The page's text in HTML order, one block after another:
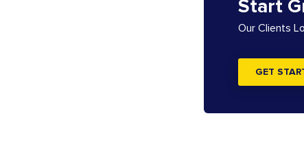
Start
Our Clients
GET